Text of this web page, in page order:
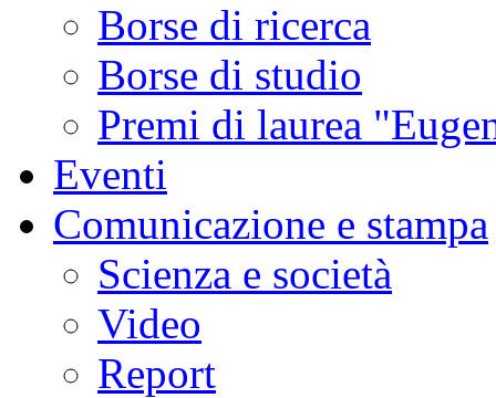
Borse di ricerca
Borse di studio
Premi di laurea
Eventi
Comunicazione e stampa
Scienza e società
Video
Report